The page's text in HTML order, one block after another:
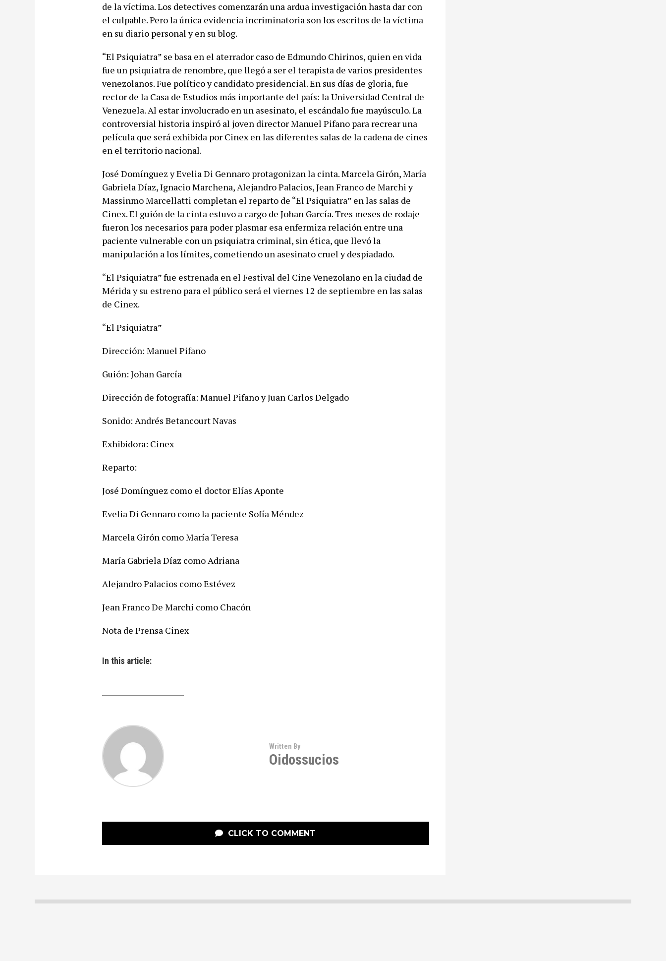
de la víctima. Los detectives comenzarán una ardua investigación hasta dar con
el culpable. Pero la única evidencia incriminatoria son los escritos de la víctima
en su diario personal y en su blog.
“El Psiquiatra” se basa en el aterrador caso de Edmundo Chirinos, quien en vida
fue un psiquiatra de renombre, que llegó a ser el terapista de varios presidentes
venezolanos. Fue político y candidato presidencial. En sus días de gloria, fue
rector de la Casa de Estudios más importante del país: la Universidad Central de
Venezuela. Al estar involucrado en un asesinato, el escándalo fue mayúsculo. La
controversial historia inspiró al joven director Manuel Pifano para recrear una
película que será exhibida por Cinex en las diferentes salas de la cadena de cines
en el territorio nacional.
José Domínguez y Evelia Di Gennaro protagonizan la cinta. Marcela Girón, María
Gabriela Díaz, Ignacio Marchena, Alejandro Palacios, Jean Franco de Marchi y
Massinmo Marcellatti completan el reparto de “El Psiquiatra” en las salas de
Cinex. El guión de la cinta estuvo a cargo de Johan García. Tres meses de rodaje
fueron los necesarios para poder plasmar esa enfermiza relación entre una
paciente vulnerable con un psiquiatra criminal, sin ética, que llevó la
manipulación a los límites, cometiendo un asesinato cruel y despiadado.
“El Psiquiatra” fue estrenada en el Festival del Cine Venezolano en la ciudad de
Mérida y su estreno para el público será el viernes 12 de septiembre en las salas
de Cinex.
“El Psiquiatra”
Dirección: Manuel Pifano
Guión: Johan García
Dirección de fotografía: Manuel Pifano y Juan Carlos Delgado
Sonido: Andrés Betancourt Navas
Exhibidora: Cinex
Reparto:
José Domínguez como el doctor Elías Aponte
Evelia Di Gennaro como la paciente Sofía Méndez
Marcela Girón como María Teresa
María Gabriela Díaz como Adriana
Alejandro Palacios como Estévez
Jean Franco De Marchi como Chacón
Nota de Prensa Cinex
In this article:
Written By
Oidossucios
CLICK TO COMMENT